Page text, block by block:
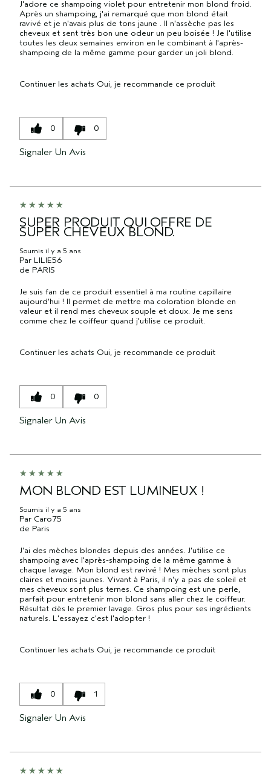
J'adore ce shampoing violet pour entretenir mon blond froid.
Après un shampoing, j'ai remarqué que mon blond était
ravivé et je n'avais plus de tons jaune . Il n'assèche pas les
cheveux et sent très bon une odeur un peu boisée ! Je l'utilise
toutes les deux semaines environ en le combinant à l'après-
shampoing de la même gamme pour garder un joli blond.
Continuer les achats Oui, je recommande ce produit
0 0
Signaler Un Avis
SUPER PRODUIT QUI OFFRE DE
SUPER CHEVEUX BLOND.
Soumis il y a 5 ans
Par LILIE56
de PARIS
Je suis fan de ce produit essentiel à ma routine capillaire
aujourd'hui ! Il permet de mettre ma coloration blonde en
valeur et il rend mes cheveux souple et doux. Je me sens
comme chez le coiffeur quand j'utilise ce produit.
Continuer les achats Oui, je recommande ce produit
0 0
Signaler Un Avis
MON BLOND EST LUMINEUX !
Soumis il y a 5 ans
Par Caro75
de Paris
J'ai des mèches blondes depuis des années. J'utilise ce
shampoing avec l'après-shampoing de la même gamme à
chaque lavage. Mon blond est ravivé ! Mes mèches sont plus
claires et moins jaunes. Vivant à Paris, il n'y a pas de soleil et
mes cheveux sont plus ternes. Ce shampoing est une perle,
parfait pour entretenir mon blond sans aller chez le coiffeur.
Résultat dès le premier lavage. Gros plus pour ses ingrédients
naturels. L'essayez c'est l'adopter !
Continuer les achats Oui, je recommande ce produit
0 1
Signaler Un Avis